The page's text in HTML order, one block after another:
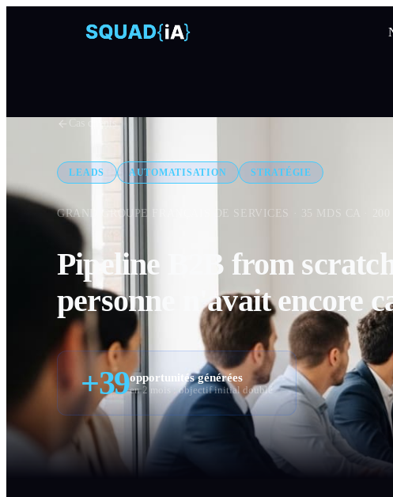
Cas clients
LEADS AUTOMATISATION STRATÉGIE
GRAND GROUPE FRANÇAIS DE SERVICES · 35 MDS CA · 200
Pipeline B2B from
personne n'avait encore
+39opportunités générées
en 2 mois : objectif initial doublé